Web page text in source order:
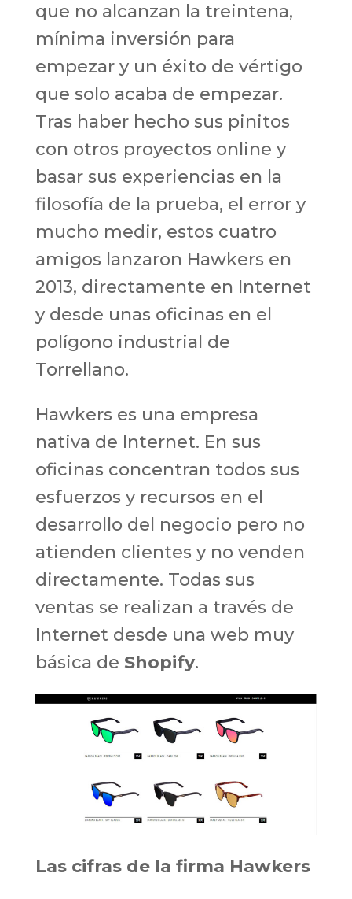
que no alcanzan la treintena,
mínima inversión para
empezar y un éxito de vértigo
que solo acaba de empezar.
Tras haber hecho sus pinitos
con otros proyectos online y
basar sus experiencias en la
filosofía de la prueba, el error y
mucho medir, estos cuatro
amigos lanzaron Hawkers en
2013, directamente en Internet
y desde unas oficinas en el
polígono industrial de
Torrellano.
Hawkers es una empresa
nativa de Internet. En sus
oficinas concentran todos sus
esfuerzos y recursos en el
desarrollo del negocio pero no
atienden clientes y no venden
directamente. Todas sus
ventas se realizan a través de
Internet desde una web muy
básica de Shopify.
Las cifras de la firma Hawkers